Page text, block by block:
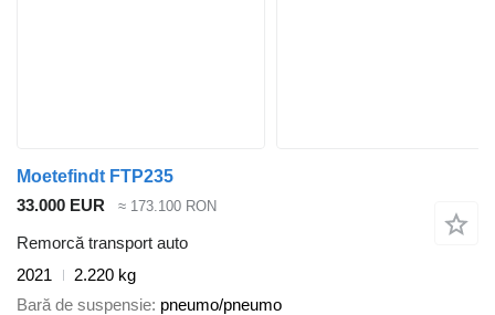
Moetefindt FTP235
33.000 EUR
≈ 173.100 RON
Remorcă transport auto
2021
2.220 kg
Bară de suspensie pneumo/pneumo